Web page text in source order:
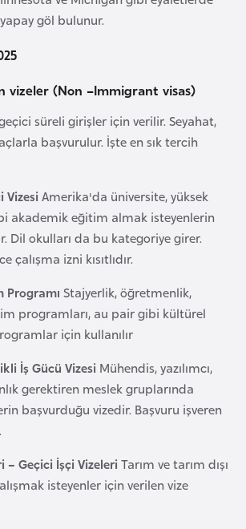
göl bulunur.
vizeler (Non –Immigrant visas)
geçici süreli girişler için verilir. Seyahat,
başvurulur. İşte en sık tercih
Vizesi Amerika'da üniversite, yüksek
akademik eğitim almak isteyenlerin
Dil okulları da bu kategoriye girer.
çalışma izni kısıtlıdır.
Programı Stajyerlik, öğretmenlik,
programları, au pair gibi kültürel
için kullanılır
İş Gücü Vizesi Mühendis, yazılımcı,
gerektiren meslek gruplarında
başvurduğu vizedir. Başvuru işveren
– Geçici İşçi Vizeleri Tarım ve tarım dışı
isteyenler için verilen vize